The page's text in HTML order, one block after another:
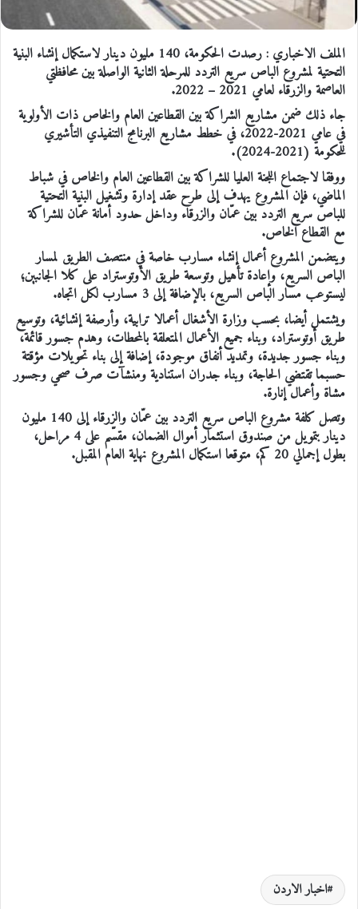
الملف الاخباري : رصدت الحكومة، 140 مليون دينار لاستكمال إنشاء البنية
التحتية لمشروع الباص سريع التردد للمرحلة الثانية الواصلة بين محافظتي
العاصمة والزرقاء لعامي 2021 – 2022.
جاء ذلك ضمن مشاريع الشراكة بين القطاعين العام والخاص ذات الأولوية
في عامي 2021-2022، في خطط مشاريع البرنامج التنفيذي التأشيري
للحكومة (2021-2024).
ووفقا لاجتماع اللجنة العليا للشراكة بين القطاعين العام والخاص في شباط
الماضي، فإن المشروع يهدف إلى طرح عقد إدارة وتشغيل البنية التحتية
للباص سريع التردد بين عمّان والزرقاء وداخل حدود أمانة عمّان للشراكة
مع القطاع الخاص.
ويتضمن المشروع أعمال إنشاء مسارب خاصة في منتصف الطريق لمسار
الباص السريع، وإعادة تأهيل وتوسعة طريق الأوتوستراد على كلا الجانبين؛
ليستوعب مسار الباص السريع، بالإضافة إلى 3 مسارب لكل اتجاه.
ويشتمل أيضا، بحسب وزارة الأشغال أعمالا ترابية، وأرصفة إنشائية، وتوسيع
طريق أوتوستراد، وبناء جميع الأعمال المتعلقة بالمحطات، وهدم جسور قائمة،
وبناء جسور جديدة، وتمديد أنفاق موجودة، إضافة إلى بناء تحويلات مؤقتة
حسبما تقتضي الحاجة، وبناء جدران استنادية ومنشآت صرف صحي وجسور
مشاة وأعمال إنارة.
وتصل كلفة مشروع الباص سريع التردد بين عمّان والزرقاء إلى 140 مليون
دينار بتمويل من صندوق استثمار أموال الضمان، مقسّم على 4 مراحل،
بطول إجمالي 20 كم، متوقعا استكمال المشروع نهاية العام المقبل.
اخبار الاردن